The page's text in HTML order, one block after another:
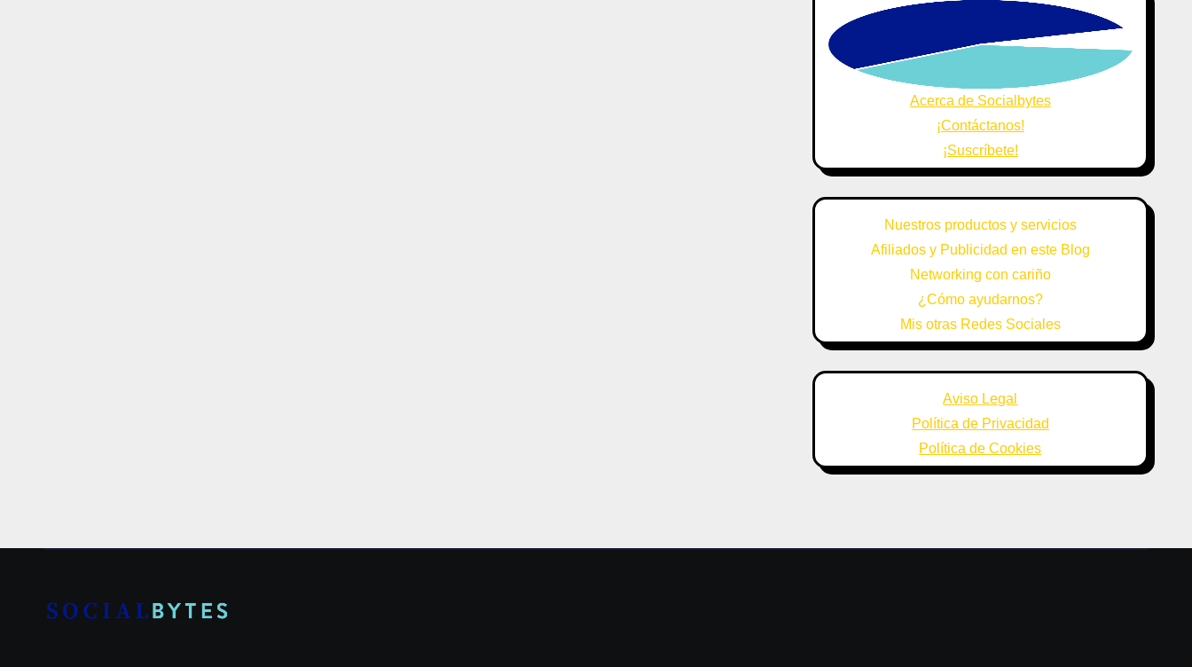
Acerca de Socialbytes
¡Contáctanos!
¡Suscríbete!
Nuestros productos y servicios
Afiliados y Publicidad en este Blog
Networking con cariño
¿Cómo ayudarnos?
Mis otras Redes Sociales
Aviso Legal
Política de Privacidad
Política de Cookies